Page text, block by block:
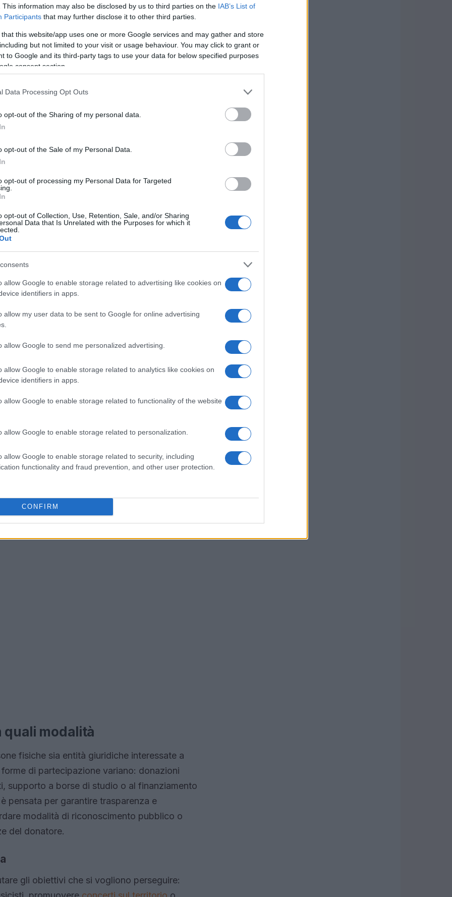
This information may also be disclosed by us to third parties on the IAB’s List of
Participants that may further disclose it to other third parties.
that this website/app uses one or more Google services and may gather and store
but not limited to your visit or usage behaviour. You may click to grant or
to Google and its third-party tags to use your data for below specified purposes
consent section.
Data Processing Opt Outs
opt-out of the Sharing of my personal data.
opt-out of the Sale of my Personal Data.
opt-out of processing my Personal Data for Targeted
opt-out of Collection, Use, Retention, Sale, and/or Sharing
Data that Is Unrelated with the Purposes for which it
allow Google to enable storage related to advertising like cookies on
identifiers in apps.
allow my user data to be sent to Google for online advertising
allow Google to send me personalized advertising.
allow Google to enable storage related to analytics like cookies on
identifiers in apps.
allow Google to enable storage related to functionality of the website
allow Google to enable storage related to personalization.
allow Google to enable storage related to security, including
functionality and fraud prevention, and other user protection.
CONFIRM
programma, chi può aderire e quali strumenti
testo troverai anche suggerimenti pratici per
sfruttare ifiltri disponibili, utili per scegliere
concreto delle tue azioni.
nella continuità di un linguaggio culturale
privati non è solo economico, ma
e iniziative pubbliche che diversificano
o collaborazione aiuta a coprire
di outreach; si tratta di trasformare un
come seminare un fiore che poi arricchirà
e singoli cittadini produce un effetto
per giovani musicisti, si avvicinano nuovi
e comunità. Questo modello valorizza il
più vivi e sostenibili i progetti artistici a
quali modalità
fisiche sia entità giuridiche interessate a
di partecipazione variano: donazioni
supporto a borse di studio o al finanziamento
pensata per garantire trasparenza e
modalità di riconoscimento pubblico o
del donatore.
gli obiettivi che si vogliono perseguire: